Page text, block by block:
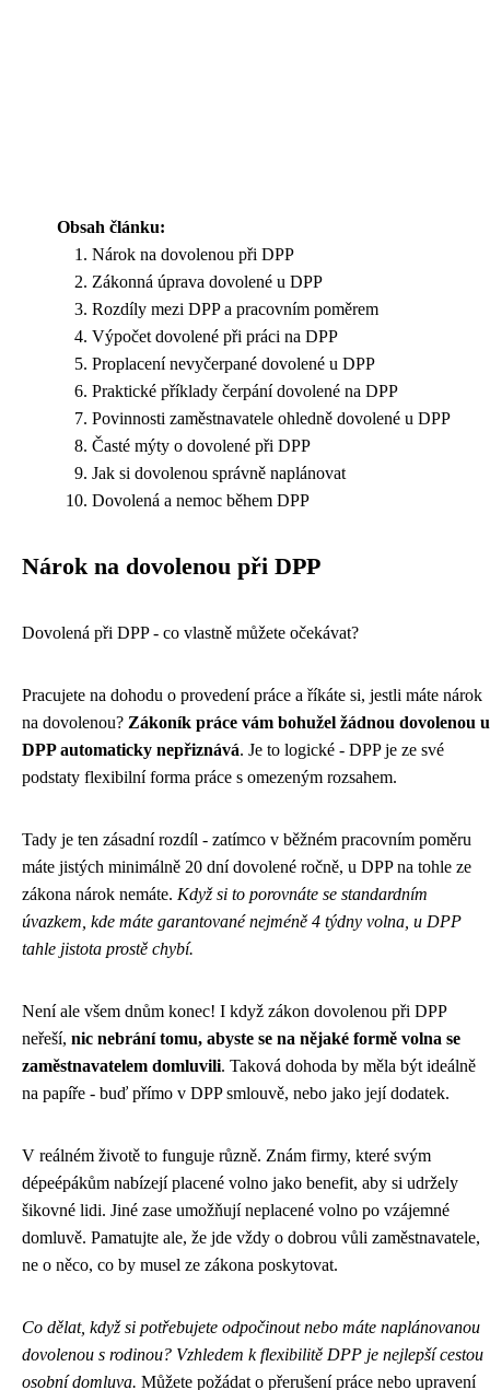
Obsah článku:
Nárok na dovolenou při DPP
Zákonná úprava dovolené u DPP
Rozdíly mezi DPP a pracovním poměrem
Výpočet dovolené při práci na DPP
Proplacení nevyčerpané dovolené u DPP
Praktické příklady čerpání dovolené na DPP
Povinnosti zaměstnavatele ohledně dovolené u DPP
Časté mýty o dovolené při DPP
Jak si dovolenou správně naplánovat
Dovolená a nemoc během DPP
Nárok na dovolenou při DPP
Dovolená při DPP - co vlastně můžete očekávat?
Pracujete na dohodu o provedení práce a říkáte si, jestli máte nárok
na dovolenou? Zákoník práce vám bohužel žádnou dovolenou u
DPP automaticky nepřiznává. Je to logické - DPP je ze své
podstaty flexibilní forma práce s omezeným rozsahem.
Tady je ten zásadní rozdíl - zatímco v běžném pracovním poměru
máte jistých minimálně 20 dní dovolené ročně, u DPP na tohle ze
zákona nárok nemáte. Když si to porovnáte se standardním
úvazkem, kde máte garantované nejméně 4 týdny volna, u DPP
tahle jistota prostě chybí.
Není ale všem dnům konec! I když zákon dovolenou při DPP
neřeší, nic nebrání tomu, abyste se na nějaké formě volna se
zaměstnavatelem domluvili. Taková dohoda by měla být ideálně
na papíře - buď přímo v DPP smlouvě, nebo jako její dodatek.
V reálném životě to funguje různě. Znám firmy, které svým
dépeépákům nabízejí placené volno jako benefit, aby si udržely
šikovné lidi. Jiné zase umožňují neplacené volno po vzájemné
domluvě. Pamatujte ale, že jde vždy o dobrou vůli zaměstnavatele,
ne o něco, co by musel ze zákona poskytovat.
Co dělat, když si potřebujete odpočinout nebo máte naplánovanou
dovolenou s rodinou? Vzhledem k flexibilitě DPP je nejlepší cestou
osobní domluva. Můžete požádat o přerušení práce nebo upravení